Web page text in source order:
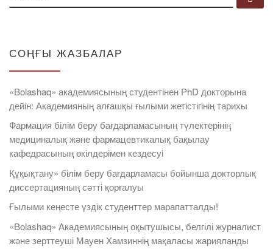
СОҢҒЫ ЖАЗБАЛАР
«Bolashaq» академиясының студентінен PhD докторына
дейін: Академияның алғашқы ғылыми жетістігінің тарихы
Фармация білім беру бағдарламасының түлектерінің
медициналық және фармацевтикалық бақылау
кафедрасының өкілдерімен кездесуі
Құқықтану» білім беру бағдарламасы бойынша докторлық
диссертацияның сәтті қорғалуы
Ғылыми кеңесте үздік студенттер марапатталды!
«Bolashaq» Академиясының оқытушысы, белгілі журналист
және зерттеуші Мауен Хамзиннің мақаласы жарияланды